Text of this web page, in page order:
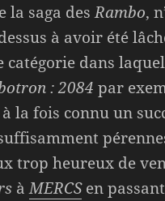
la saga desRambo,
à avoir été
catégorie dans
: 2084 par
fois connu un
trop heureux de
àMERCSen